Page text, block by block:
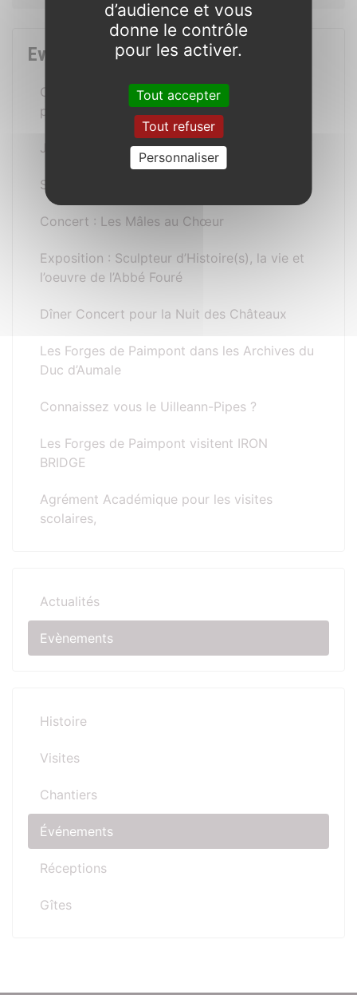
Evènements
Concert pour les 20 ans d’ouverture au
public des Forges
Journées Européennes du Patrimoine
Salon du mariage aux Forges de Paimpont
Concert : Les Mâles au Chœur
Exposition : Sculpteur d’Histoire(s), la vie et
l’oeuvre de l’Abbé Fouré
Dîner Concert pour la Nuit des Châteaux
Les Forges de Paimpont dans les Archives du
Duc d’Aumale
Connaissez vous le Uilleann-Pipes ?
Les Forges de Paimpont visitent IRON
BRIDGE
Agrément Académique pour les visites
scolaires,
Actualités
Evènements
Histoire
Visites
Chantiers
Événements
Réceptions
Gîtes
d’audience et vous
donne le contrôle
pour les activer.
Tout accepter
Tout refuser
Personnaliser